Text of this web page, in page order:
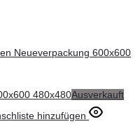
Ausverkauft
hinzufügen